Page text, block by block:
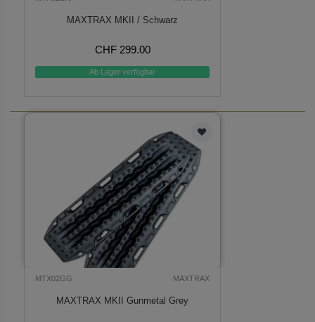
MAXTRAX MKII / Schwarz
CHF 299.00
Ab Lager verfügbar
MTX02GG MAXTRAX
MAXTRAX MKII Gunmetal Grey